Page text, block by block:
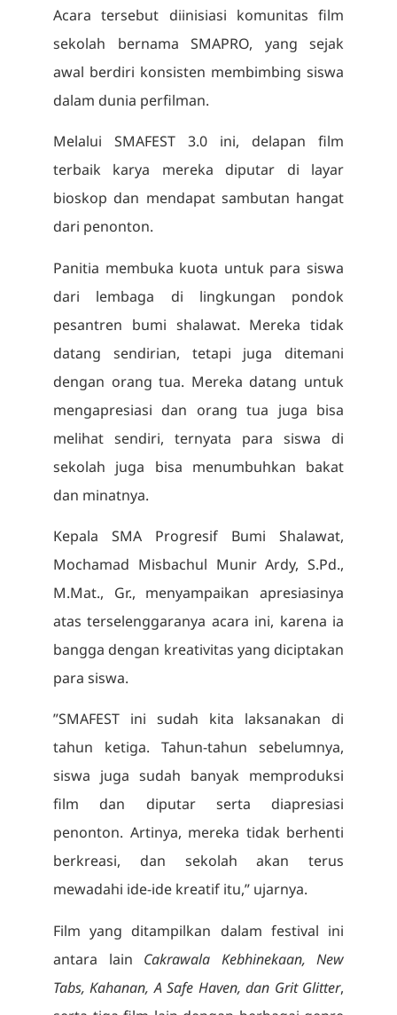
Acara tersebut diinisiasi komunitas film
sekolah bernama SMAPRO, yang sejak
awal berdiri konsisten membimbing siswa
dalam dunia perfilman.
Melalui SMAFEST 3.0 ini, delapan film
terbaik karya mereka diputar di layar
bioskop dan mendapat sambutan hangat
dari penonton.
Panitia membuka kuota untuk para siswa
dari lembaga di lingkungan pondok
pesantren bumi shalawat. Mereka tidak
datang sendirian, tetapi juga ditemani
dengan orang tua. Mereka datang untuk
mengapresiasi dan orang tua juga bisa
melihat sendiri, ternyata para siswa di
sekolah juga bisa menumbuhkan bakat
dan minatnya.
Kepala SMA Progresif Bumi Shalawat,
Mochamad Misbachul Munir Ardy, S.Pd.,
M.Mat., Gr., menyampaikan apresiasinya
atas terselenggaranya acara ini, karena ia
bangga dengan kreativitas yang diciptakan
para siswa.
”SMAFEST ini sudah kita laksanakan di
tahun ketiga. Tahun-tahun sebelumnya,
siswa juga sudah banyak memproduksi
film dan diputar serta diapresiasi
penonton. Artinya, mereka tidak berhenti
berkreasi, dan sekolah akan terus
mewadahi ide-ide kreatif itu,” ujarnya.
Film yang ditampilkan dalam festival ini
antara lain Cakrawala Kebhinekaan, New
Tabs, Kahanan, A Safe Haven, dan Grit Glitter,